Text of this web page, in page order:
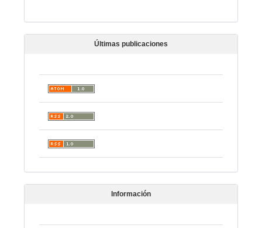
Últimas publicaciones
Información